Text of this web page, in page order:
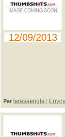
12/09/2013
Par teresaengla |